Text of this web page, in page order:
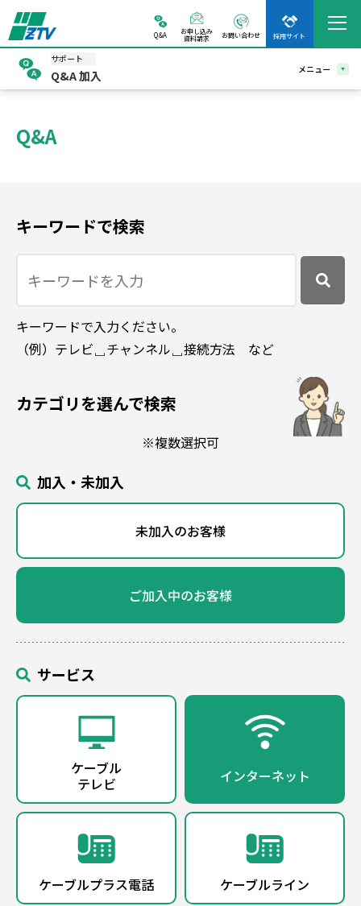
Q&A
お申し込み
資料請求
お問い合わせ 採用サイト
サポート
Q&A 加入 メニュー
Q&A
キーワードで検索
キーワードで入力ください。
（例）テレビ␣チャンネル␣接続方法 など
カテゴリを選んで検索
※複数選択可
加入・未加入
未加入のお客様
ご加入中のお客様
サービス
ケーブル
テレビ
インターネット
ケーブルプラス電話 ケーブルライン